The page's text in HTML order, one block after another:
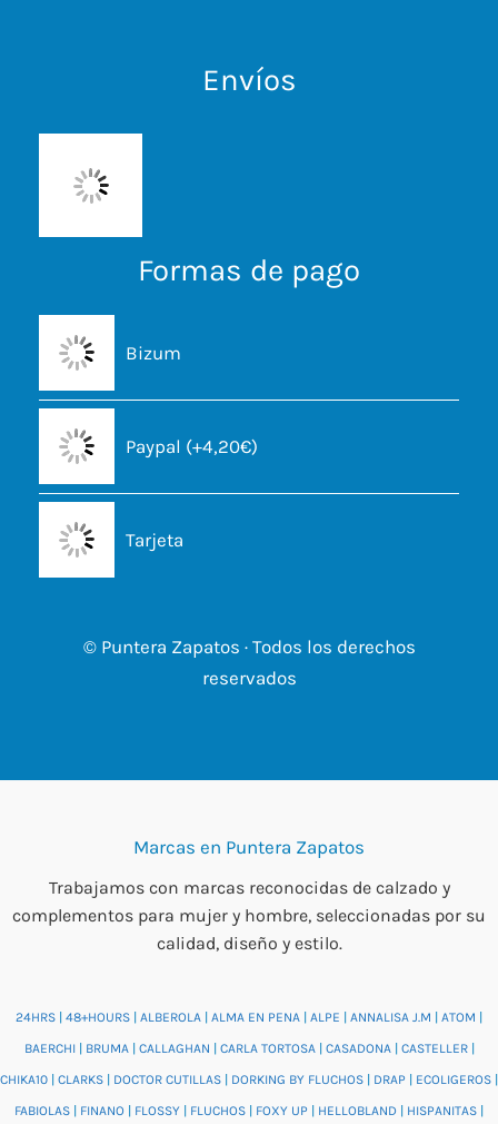
Envíos
Formas de pago
Bizum
Paypal (+4,20€)
Tarjeta
© Puntera Zapatos · Todos los derechos
reservados
Marcas en Puntera Zapatos
Trabajamos con marcas reconocidas de calzado y
complementos para mujer y hombre, seleccionadas por su
calidad, diseño y estilo.
24HRS 48+HOURS ALBEROLA ALMA EN PENA ALPE ANNALISA J.M ATOM
BAERCHI| BRUMA| CALLAGHAN CARLA TORTOSA| CASADONA| CASTELLER|
CHIKA10
CLARKS DOCTOR CUTILLAS DORKING BY FLUCHOS DRAP ECOLIGEROS
FABIOLAS
FINANO FLOSSY FLUCHOS FOXY UP HELLOBLAND HISPANITAS